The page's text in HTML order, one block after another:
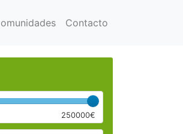
Contacto
250000€